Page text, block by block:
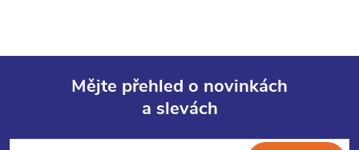
Mějte přehled o novinkách
a slevách